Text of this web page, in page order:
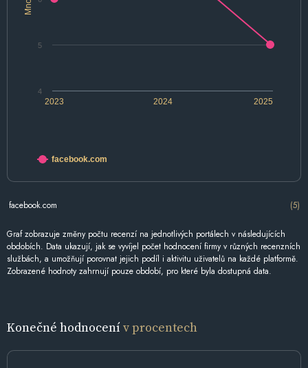
2023 2024 2025
5
4
facebook.com
facebook.com (5)
Graf zobrazuje změny počtu recenzí na jednotlivých portálech v následujících
obdobích. Data ukazují, jak se vyvíjel počet hodnocení firmy v různých recenzních
službách, a umožňují porovnat jejich podíl i aktivitu uživatelů na každé platformě.
Zobrazené hodnoty zahrnují pouze období, pro které byla dostupná data.
Konečné hodnocenív procentech